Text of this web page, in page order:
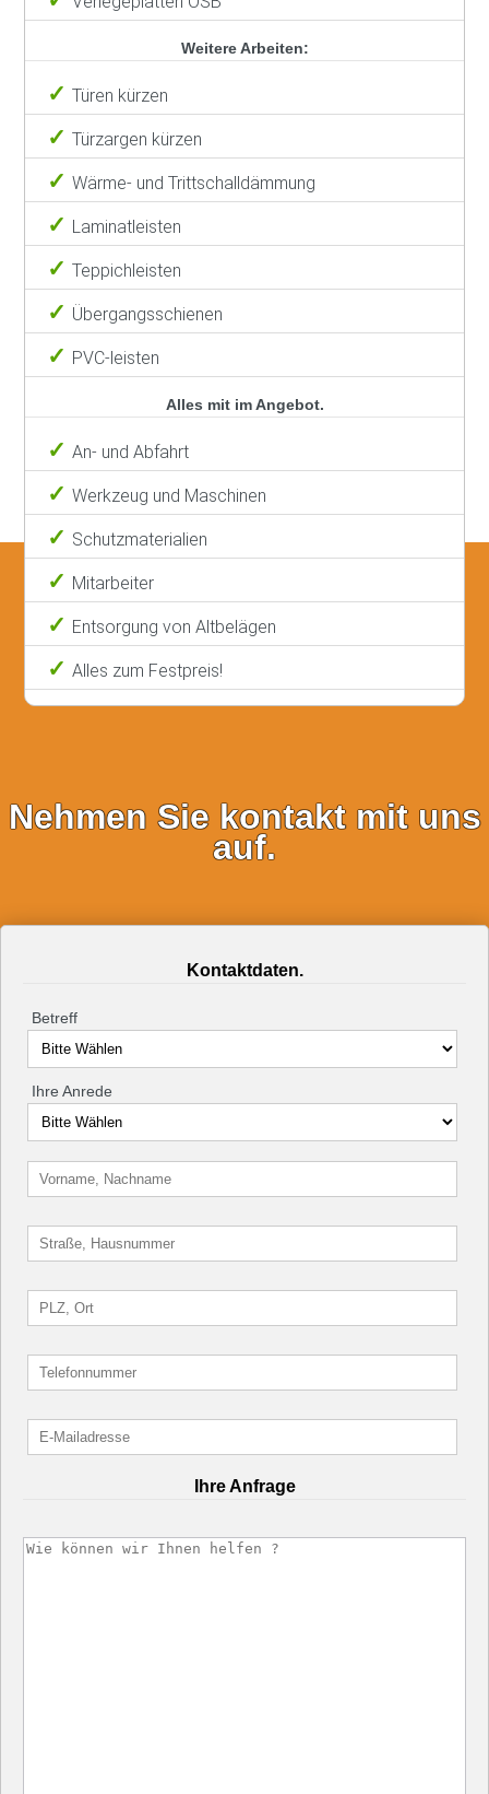
Weitere Arbeiten:
Türen kürzen
Türzargen kürzen
Wärme- und Trittschalldämmung
Laminatleisten
Teppichleisten
Übergangsschienen
PVC-leisten
Alles mit im Angebot.
An- und Abfahrt
Werkzeug und Maschinen
Schutzmaterialien
Mitarbeiter
Entsorgung von Altbelägen
Alles zum Festpreis!
Nehmen Sie kontakt mit uns
auf.
Kontaktdaten.
Betreff
Ihre Anrede
Ihre Anfrage